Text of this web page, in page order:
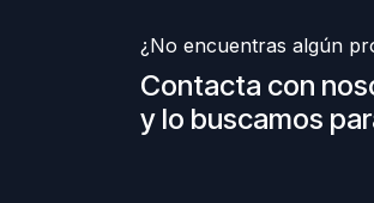
¿No encuentras algún
Contacta con
y lo buscamos